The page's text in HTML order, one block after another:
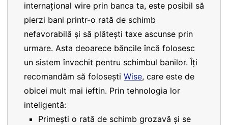
internațional wire prin banca ta, este posibil să
pierzi bani printr-o rată de schimb
nefavorabilă și să plătești taxe ascunse prin
urmare. Asta deoarece băncile încă folosesc
un sistem învechit pentru schimbul banilor. Îți
recomandăm să folosești Wise, care este de
obicei mult mai ieftin. Prin tehnologia lor
inteligentă:
Primești o rată de schimb grozavă și se